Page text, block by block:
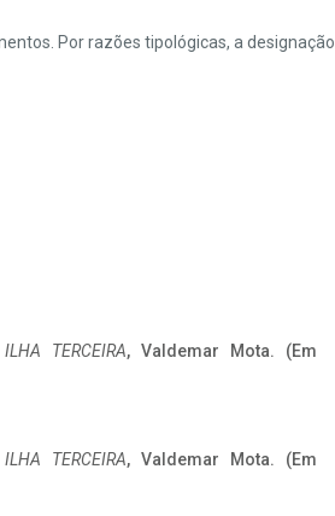
Por razões tipológicas, a designação
TERCEIRA, Valdemar Mota. (Em
TERCEIRA, Valdemar Mota. (Em